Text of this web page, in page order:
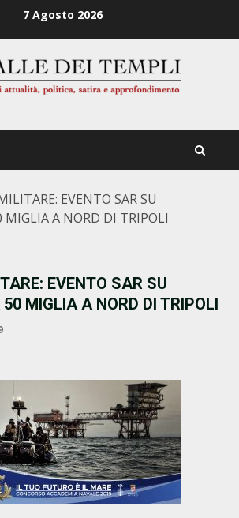
7 Agosto 2026
EVENTO SAR SU
A NORD DI TRIPOLI
EVENTO SAR SU
MIGLIA A NORD DI TRIPOLI